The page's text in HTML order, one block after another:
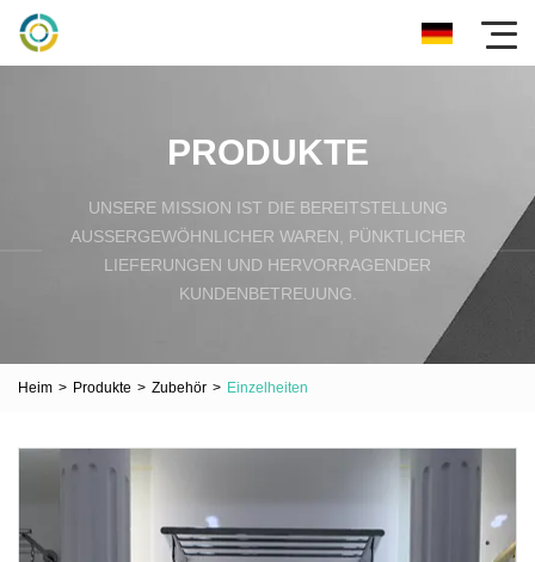
PRODUKTE
UNSERE MISSION IST DIE BEREITSTELLUNG
AUSSERGEWÖHNLICHER WAREN, PÜNKTLICHER L
IEFERUNGEN UND HERVORRAGENDER K
UNDENBETREUUNG.
Heim > Produkte > Zubehör > Einzelheiten